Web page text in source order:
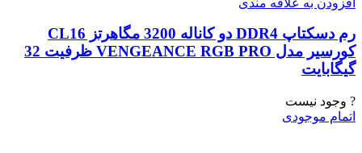
رم دسکتاپ DDR4 دو کاناله 3200 مگاهرتز CL16
کورسیر مدل VENGEANCE RGB PRO ظرفیت 32
گیگابایت
? وجود نیست
اتمام موجودی